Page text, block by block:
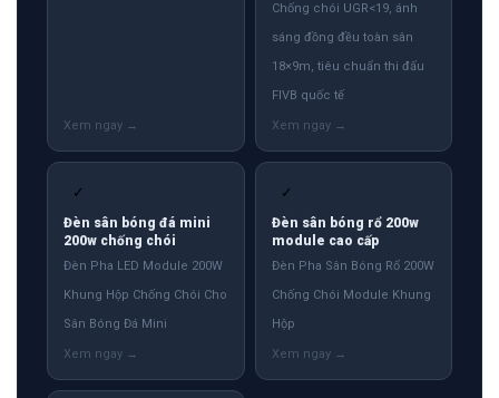
Chống chói UGR<19, ánh
sáng đồng đều toàn sân
18×9m, tiêu chuẩn thi đấu
FIVB quốc tế
✓
Đèn sân bóng đá mini
200w chống chói
Đèn Pha LED Module 200W
Khung Hộp Chống Chói Cho
Sân Bóng Đá Mini
✓
Đèn sân bóng rổ 200w
module cao cấp
Đèn Pha Sân Bóng Rổ 200W
Chống Chói Module Khung
Hộp